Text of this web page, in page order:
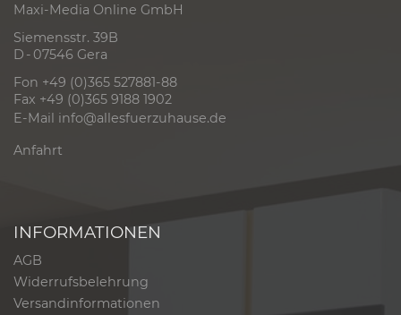
Maxi-Media Online GmbH
Siemensstr. 39B
D - 07546 Gera
Fon +49 (0)365 527881-88
Fax +49 (0)365 9188 1902
E-Mail info@allesfuerzuhause.de
Anfahrt
INFORMATIONEN
AGB
Widerrufsbelehrung
Versandinformationen